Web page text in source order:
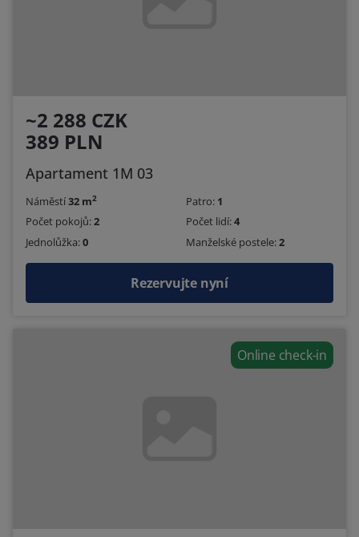
~2 288 CZK
389 PLN
Apartament 1M 03
Náměstí32 m2 Patro: 1
Počet pokojů:2 Počet lidí:4
Jednolůžka:0 Manželské postele:2
Rezervujte nyní
Online check-in